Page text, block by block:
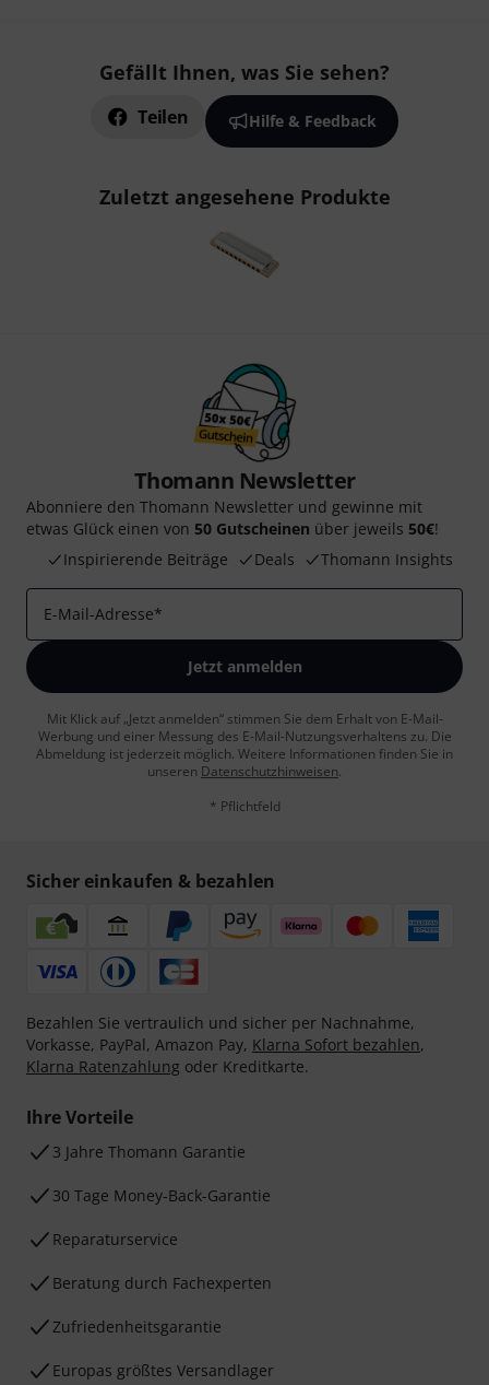
Gefällt Ihnen, was Sie sehen?
Teilen Hilfe & Feedback
Zuletzt angesehene Produkte
Thomann Newsletter
Abonniere den Thomann Newsletter und gewinne mit
etwas Glück einen von 50 Gutscheinen über jeweils 50€!
Inspirierende Beiträge
Deals Thomann Insights
E-Mail-Adresse*
Jetzt anmelden
Mit Klick auf „Jetzt anmelden“ stimmen Sie dem Erhalt von E-Mail-
Werbung und einer Messung des E-Mail-Nutzungsverhaltens zu. Die
Abmeldung ist jederzeit möglich. Weitere Informationen finden Sie in
unseren Datenschutzhinweisen.
* Pflichtfeld
Sicher einkaufen & bezahlen
Bezahlen Sie vertraulich und sicher per Nachnahme,
Vorkasse, PayPal, Amazon Pay, Klarna Sofort bezahlen,
Klarna Ratenzahlung oder Kreditkarte.
Ihre Vorteile
3 Jahre Thomann Garantie
30 Tage Money-Back-Garantie
Reparaturservice
Beratung durch Fachexperten
Zufriedenheitsgarantie
Europas größtes Versandlager